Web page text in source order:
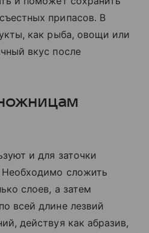
припасов. В
как рыба, овощи или
вкус после
и для заточки
сложить
слоев, а затем
всей длине лезвий
действуя как абразив,